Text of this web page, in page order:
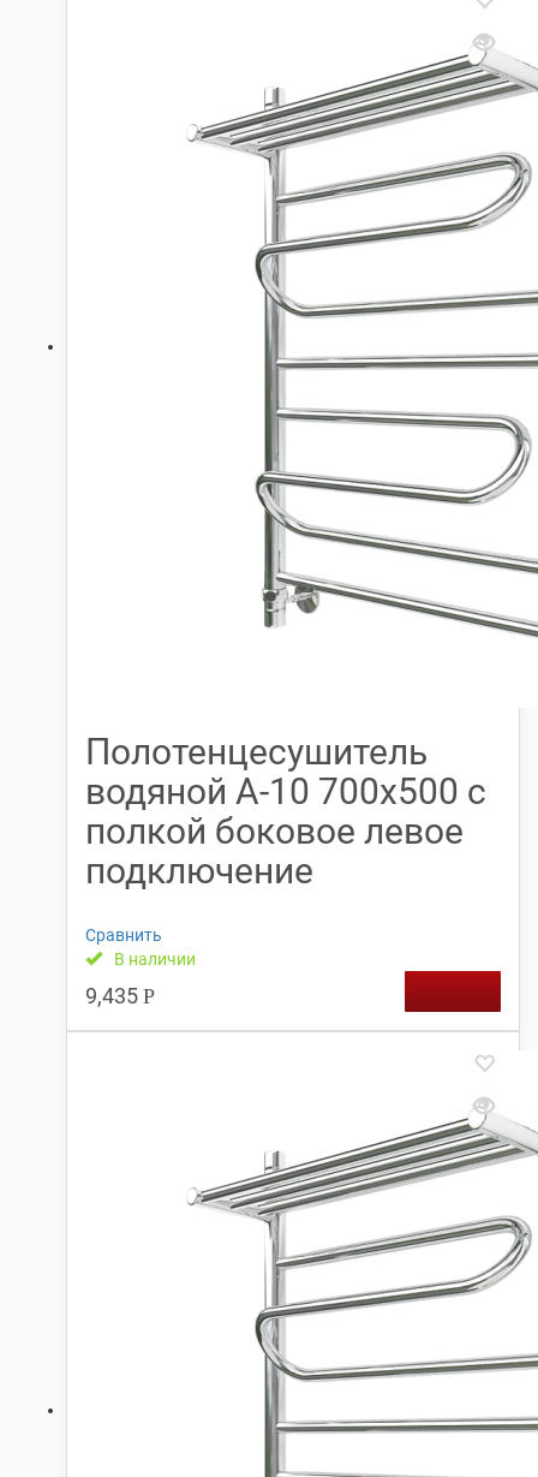
Полотенцесушитель
водяной А-10 700х500 с
полкой боковое левое
подключение
Сравнить
В наличии
9,435 Р